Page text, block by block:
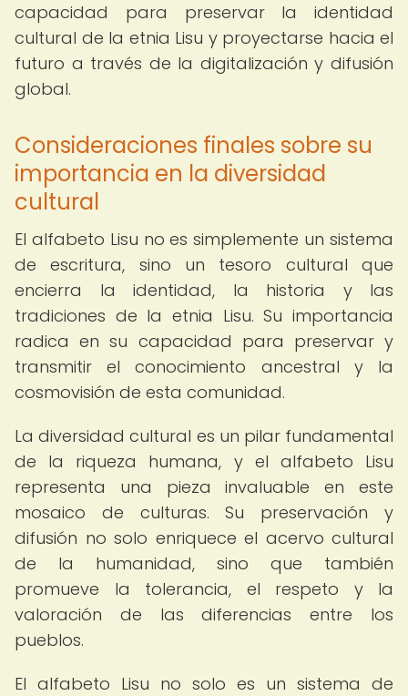
capacidad para preservar la identidad
cultural de la etnia Lisu y proyectarse hacia el
futuro a través de la digitalización y difusión
global.
Consideraciones finales sobre su
importancia en la diversidad
cultural
El alfabeto Lisu no es simplemente un sistema
de escritura, sino un tesoro cultural que
encierra la identidad, la historia y las
tradiciones de la etnia Lisu. Su importancia
radica en su capacidad para preservar y
transmitir el conocimiento ancestral y la
cosmovisión de esta comunidad.
La diversidad cultural es un pilar fundamental
de la riqueza humana, y el alfabeto Lisu
representa una pieza invaluable en este
mosaico de culturas. Su preservación y
difusión no solo enriquece el acervo cultural
de la humanidad, sino que también
promueve la tolerancia, el respeto y la
valoración de las diferencias entre los
pueblos.
El alfabeto Lisu no solo es un sistema de